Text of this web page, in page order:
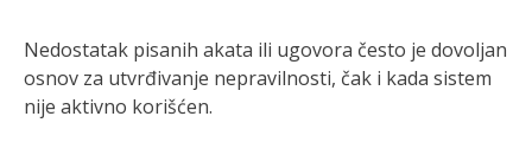
Nedostatak pisanih akata ili ugovora često je dovoljan
osnov za utvrđivanje nepravilnosti, čak i kada sistem
nije aktivno korišćen.